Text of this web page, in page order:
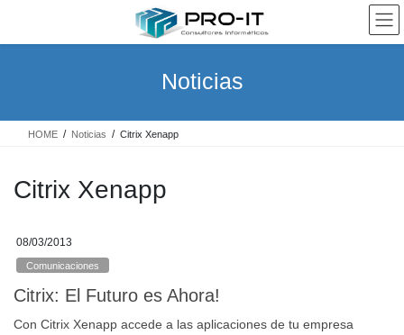
contenido
la
Noticias
HOME Noticias Citrix Xenapp
Citrix Xenapp
08/03/2013
Comunicaciones
Citrix: El Futuro es Ahora!
Con Citrix Xenapp accede a las aplicaciones de tu empresa